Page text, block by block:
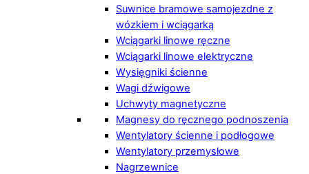
Suwnice bramowe samojezdne z
wózkiem i wciągarką
Wciągarki linowe ręczne
Wciągarki linowe elektryczne
Wysięgniki ścienne
Wagi dźwigowe
Uchwyty magnetyczne
Magnesy do ręcznego podnoszenia
Wentylatory ścienne i podłogowe
Wentylatory przemysłowe
Nagrzewnice